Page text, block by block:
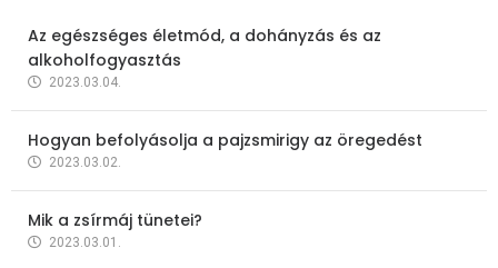
Az egészséges életmód, a dohányzás és az
alkoholfogyasztás
2023.03.04.
Hogyan befolyásolja a pajzsmirigy az öregedést
2023.03.02.
Mik a zsírmáj tünetei?
2023.03.01.